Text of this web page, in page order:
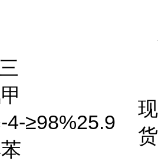
4-≥98%25.9
现
货